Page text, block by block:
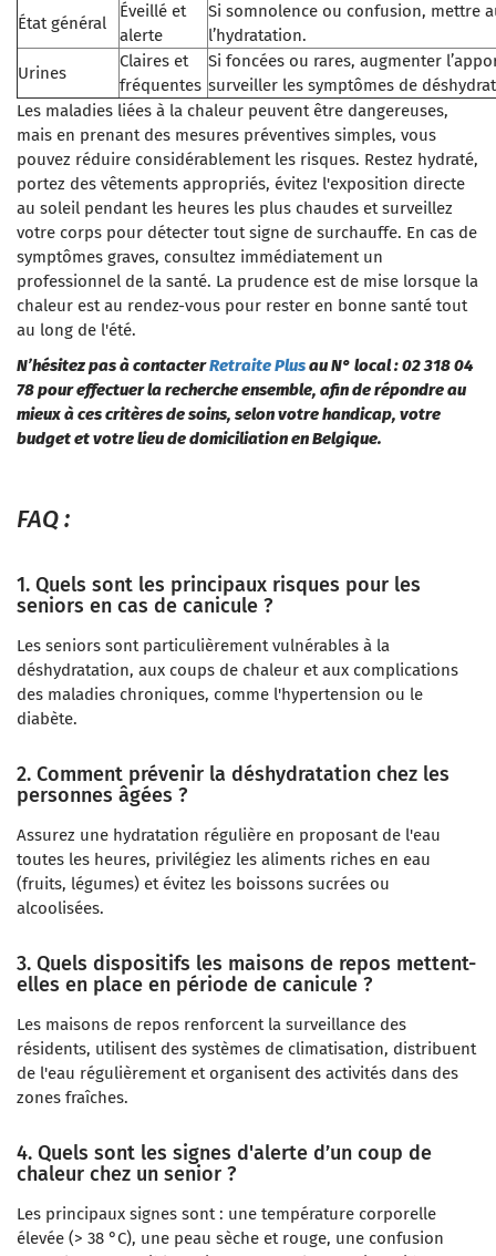
État général
Éveillé et
alerte
Si somnolence ou confusion, mettre
l’hydratation.
Urines
Claires et
fréquentes
Si foncées ou rares, augmenter
surveiller les symptômes de
Les maladies liées à la chaleur peuvent être dangereuses,
mais en prenant des mesures préventives simples, vous
pouvez réduire considérablement les risques. Restez hydraté,
portez des vêtements appropriés, évitez l'exposition directe
au soleil pendant les heures les plus chaudes et surveillez
votre corps pour détecter tout signe de surchauffe. En cas de
symptômes graves, consultez immédiatement un
professionnel de la santé. La prudence est de mise lorsque la
chaleur est au rendez-vous pour rester en bonne santé tout
au long de l'été.
N’hésitez pas à contacterRetraite Plusau N° local : 02 318 04
78 pour effectuer la recherche ensemble, afin de répondre au
mieux à ces critères de soins, selon votre handicap, votre
budget et votre lieu de domiciliation en Belgique.
FAQ :
1. Quels sont les principaux risques pour les
seniors en cas de canicule ?
Les seniors sont particulièrement vulnérables à la
déshydratation, aux coups de chaleur et aux complications
des maladies chroniques, comme l'hypertension ou le
diabète.
2. Comment prévenir la déshydratation chez les
personnes âgées ?
Assurez une hydratation régulière en proposant de l'eau
toutes les heures, privilégiez les aliments riches en eau
(fruits, légumes) et évitez les boissons sucrées ou
alcoolisées.
3. Quels dispositifs les maisons de repos mettent-
elles en place en période de canicule ?
Les maisons de repos renforcent la surveillance des
résidents, utilisent des systèmes de climatisation, distribuent
de l'eau régulièrement et organisent des activités dans des
zones fraîches.
4. Quels sont les signes d'alerte d’un coup de
chaleur chez un senior ?
Les principaux signes sont : une température corporelle
élevée (> 38 °C), une peau sèche et rouge, une confusion